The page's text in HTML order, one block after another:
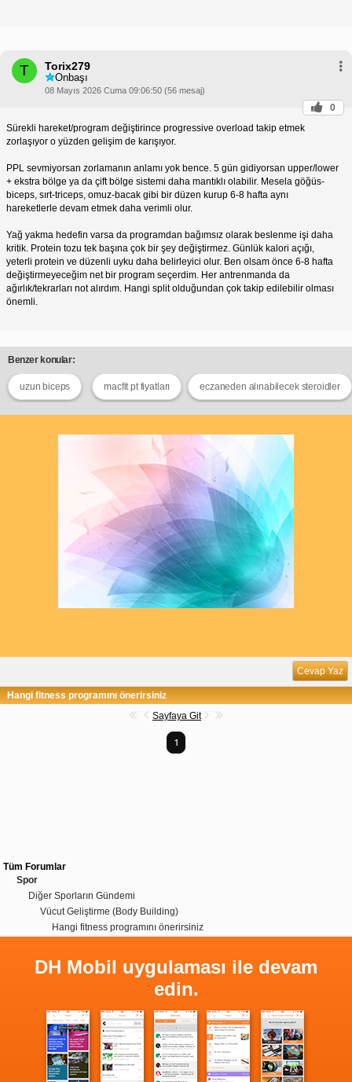
T Torix279
Onbaşı
08 Mayıs 2026 Cuma 09:06:50 (56 mesaj)
0
Sürekli hareket/program değiştirince progressive overload takip etmek
zorlaşıyor o yüzden gelişim de karışıyor.
PPL sevmiyorsan zorlamanın anlamı yok bence. 5 gün gidiyorsan upper/lower
+ ekstra bölge ya da çift bölge sistemi daha mantıklı olabilir. Mesela göğüs-
biceps, sırt-triceps, omuz-bacak gibi bir düzen kurup 6-8 hafta aynı
hareketlerle devam etmek daha verimli olur.
Yağ yakma hedefin varsa da programdan bağımsız olarak beslenme işi daha
kritik. Protein tozu tek başına çok bir şey değiştirmez. Günlük kalori açığı,
yeterli protein ve düzenli uyku daha belirleyici olur. Ben olsam önce 6-8 hafta
değiştirmeyeceğim net bir program seçerdim. Her antrenmanda da
ağırlık/tekrarları not alırdım. Hangi split olduğundan çok takip edilebilir olması
önemli.
Benzer konular:
uzun biceps macfit pt fiyatları eczaneden alınabilecek steroidler
Cevap Yaz
Hangi fitness programını önerirsiniz
Sayfaya Git
1
Tüm Forumlar
Spor
Diğer Sporların Gündemi
Vücut Geliştirme (Body Building)
Hangi fitness programını önerirsiniz
DH Mobil uygulaması ile devam
edin.